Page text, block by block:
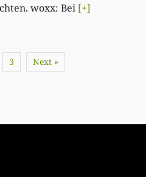
woxx: Bei [+]
3 Next »